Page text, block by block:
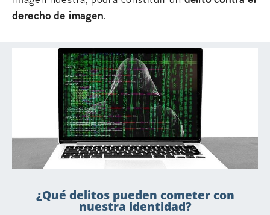
derecho de imagen.
¿Qué delitos pueden cometer con
nuestra identidad?